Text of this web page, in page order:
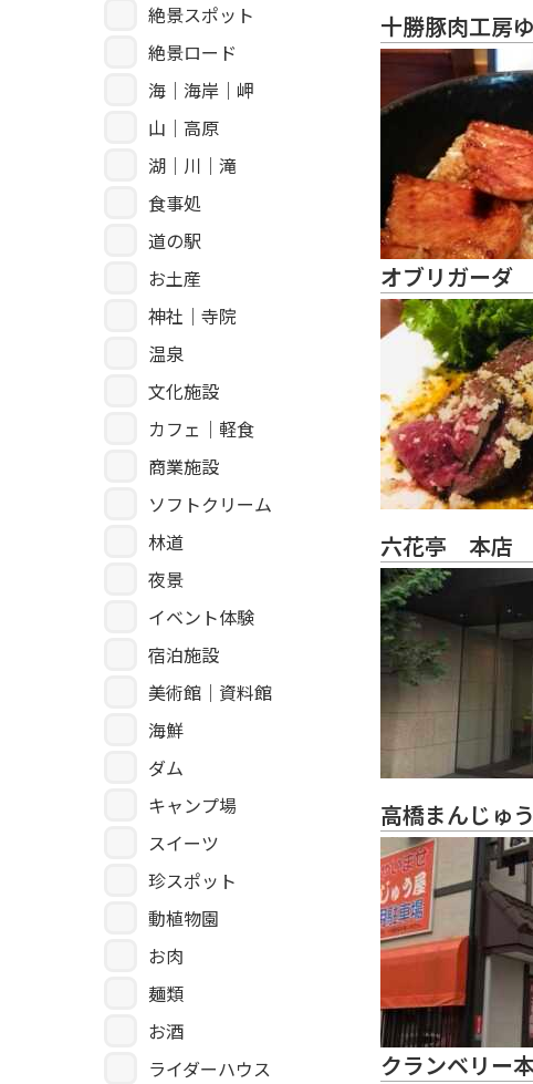
絶景スポット
絶景ロード
海｜海岸｜岬
山｜高原
湖｜川｜滝
食事処
道の駅
お土産
神社｜寺院
温泉
文化施設
カフェ｜軽食
商業施設
ソフトクリーム
林道
夜景
イベント体験
宿泊施設
美術館｜資料館
海鮮
ダム
キャンプ場
スイーツ
珍スポット
動植物園
お肉
麺類
お酒
ライダーハウス
十勝豚肉工房
オブリガーダ
六花亭 本店
高橋まんじゅ
クランベリー